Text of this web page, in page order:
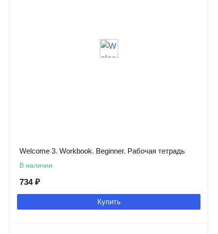
Welcome 3. Workbook. Beginner. Рабочая тетрадь
В наличии
734 ₽
Купить